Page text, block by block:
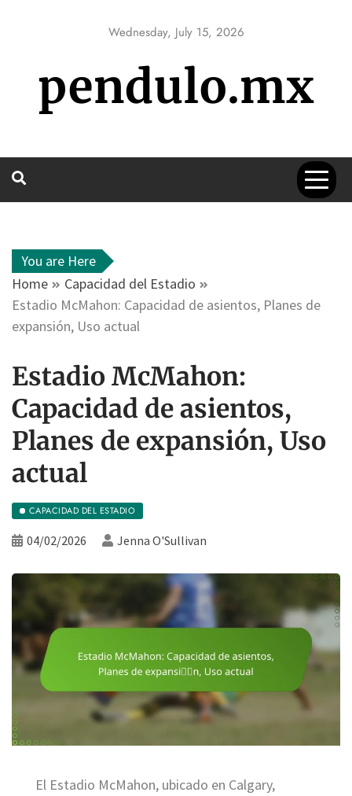
Wednesday, July 15, 2026
pendulo.mx
You are Here
Home
Capacidad del Estadio
Estadio McMahon: Capacidad de asientos, Planes de
expansión, Uso actual
Estadio McMahon:
Capacidad de asientos,
Planes de expansión, Uso
actual
CAPACIDAD DEL ESTADIO
04/02/2026 Jenna O'Sullivan
El Estadio McMahon, ubicado en Calgary,